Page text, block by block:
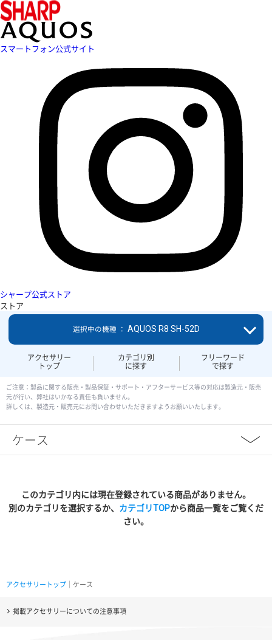
スマートフォン公式サイト
シャープ公式ストア
ストア
アクセサリー
トップ
カテゴリ別
に探す
フリーワード
で探す
選択中の機種 ： AQUOS R8 SH-52D
ご注意：製品に関する販売・製品保証・サポート・アフターサービス等の対応は製造元・販売
元が行い、弊社はいかなる責任も負いません。
詳しくは、製造元・販売元にお問い合わせいただきますようお願いいたします。
ケース
このカテゴリ内には現在登録されている商品がありません。
別のカテゴリを選択するか、 カテゴリTOPから商品一覧をご覧くだ
さい。
アクセサリートップ ｜ケース
掲載アクセサリーについての注意事項